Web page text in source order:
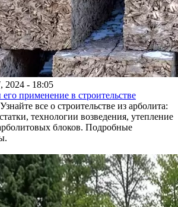
2024 - 18:05
применение в строительстве
все о строительстве из арболита:
технологии возведения, утепление
блоков. Подробные